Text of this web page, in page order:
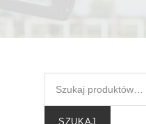
SZUKAJ